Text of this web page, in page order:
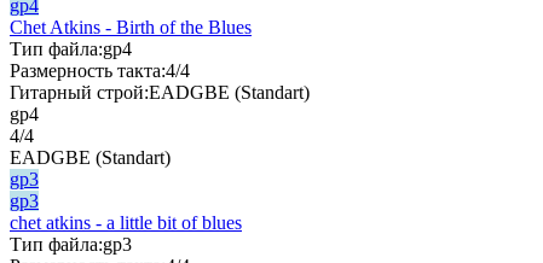
gp4
Chet Atkins - Birth of the Blues
Тип файла:gp4
Размерность такта:4/4
Гитарный строй:EADGBE (Standart)
gp4
4/4
EADGBE (Standart)
gp3
gp3
chet atkins - a little bit of blues
Тип файла:gp3